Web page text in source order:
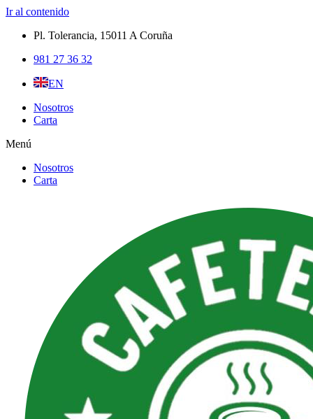
Ir al contenido
Pl. Tolerancia, 15011 A Coruña​
981 27 36 32
EN
Nosotros
Carta
Menú
Nosotros
Carta